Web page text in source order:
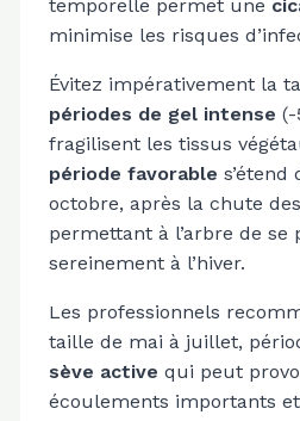
temporelle permet une
minimise les risques
Évitez impérativement la
périodes de gel intense (-
fragilisent les tissus
période favorable
octobre, après la chute
permettant à l’arbre de se
sereinement à l’hiver.
Les professionnels
taille de mai à juillet,
sève active qui peut
écoulements importants